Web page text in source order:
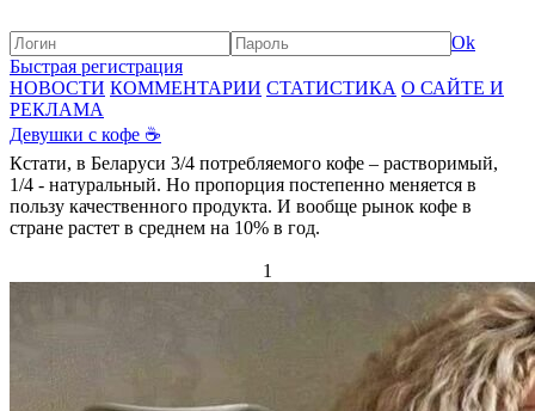
Ok
Быстрая регистрация
НОВОСТИ КОММЕНТАРИИ СТАТИСТИКА О САЙТЕ И
РЕКЛАМА
Девушки с кофе ☕️
Кстати, в Беларуси 3/4 потребляемого кофе – растворимый,
1/4 - натуральный. Но пропорция постепенно меняется в
пользу качественного продукта. И вообще рынок кофе в
стране растет в среднем на 10% в год.
1